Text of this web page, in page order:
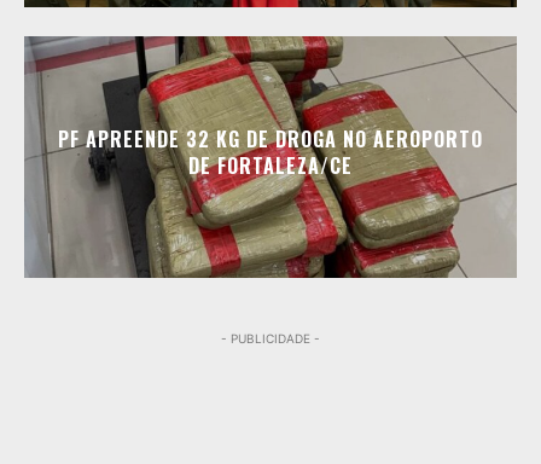
PF APREENDE 32 KG DE DROGA NO AEROPORTO
DE FORTALEZA/CE
- PUBLICIDADE -